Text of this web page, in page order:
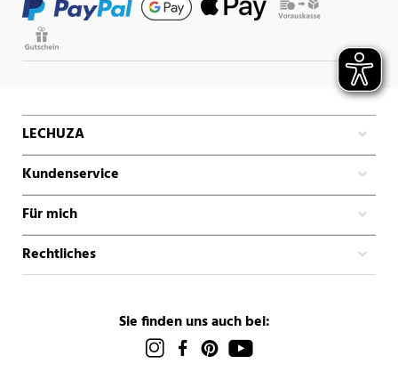
LECHUZA
Kundenservice
Für mich
Rechtliches
Sie finden uns auch bei: